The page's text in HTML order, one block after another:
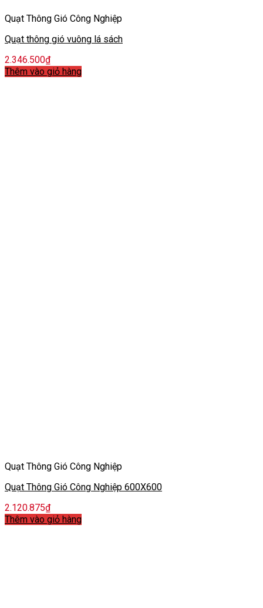
Quạt Thông Gió Công Nghiệp
Quạt thông gió vuông lá sách
2.346.500₫
Thêm vào giỏ hàng
Quạt Thông Gió Công Nghiệp
Quạt Thông Gió Công Nghiệp 600X600
2.120.875₫
Thêm vào giỏ hàng